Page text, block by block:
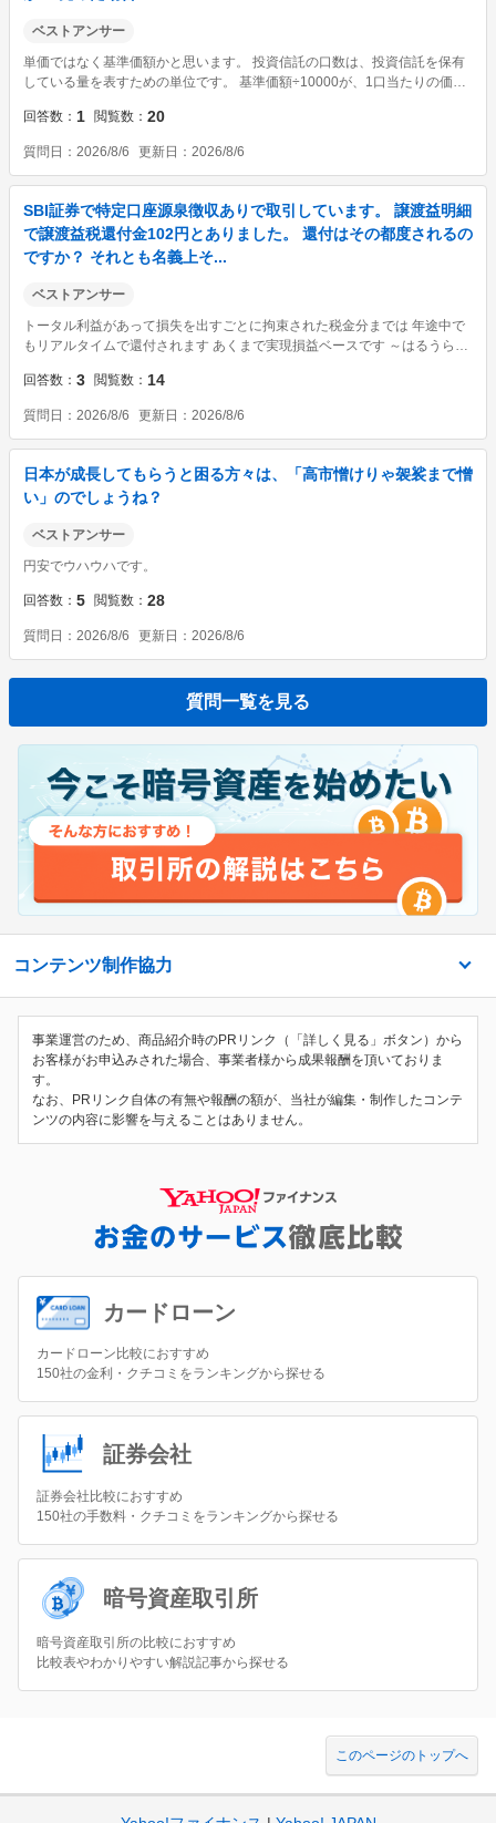
ベストアンサー
単価ではなく基準価額かと思います。 投資信託の口数は、投資信託を保有
している量を表すための単位です。 基準価額÷10000が、1口当たりの価値
ust-007
回答数 1 閲覧数 20
質問日 2026/8/6 更新日 2026/8/6
SBI証券で特定口座源泉徴収ありで取引しています。 譲渡益明細
で譲渡益税還付金102円とありました。 還付はその都度されるの
ですか？ それとも名義上そ...
ベストアンサー
トータル利益があって損失を出すごとに拘束された税金分までは 年途中で
もリアルタイムで還付されます あくまで実現損益ベースです ～はるうらら
回答数
3 閲覧数 14
質問日 2026/8/6 更新日 2026/8/6
日本が成長してもらうと困る方々は、「高市憎けりゃ袈裟まで憎
い」のでしょうね？
ベストアンサー
円安でウハウハです。
回答数 5 閲覧数 28
質問日 2026/8/6 更新日 2026/8/6
質問一覧を見る
コンテンツ制作協力
事業運営のため、商品紹介時のPRリンク（「詳しく見る」ボタン）から
お客様がお申込みされた場合、事業者様から成果報酬を頂いておりま
す。
なお、PRリンク自体の有無や報酬の額が、当社が編集・制作したコンテ
ンツの内容に影響を与えることはありません。
カードローン
カードローン比較におすすめ
150社の金利・クチコミをランキングから探せる
証券会社
証券会社比較におすすめ
150社の手数料・クチコミをランキングから探せる
暗号資産取引所
暗号資産取引所の比較におすすめ
比較表やわかりやすい解説記事から探せる
このページのトップへ